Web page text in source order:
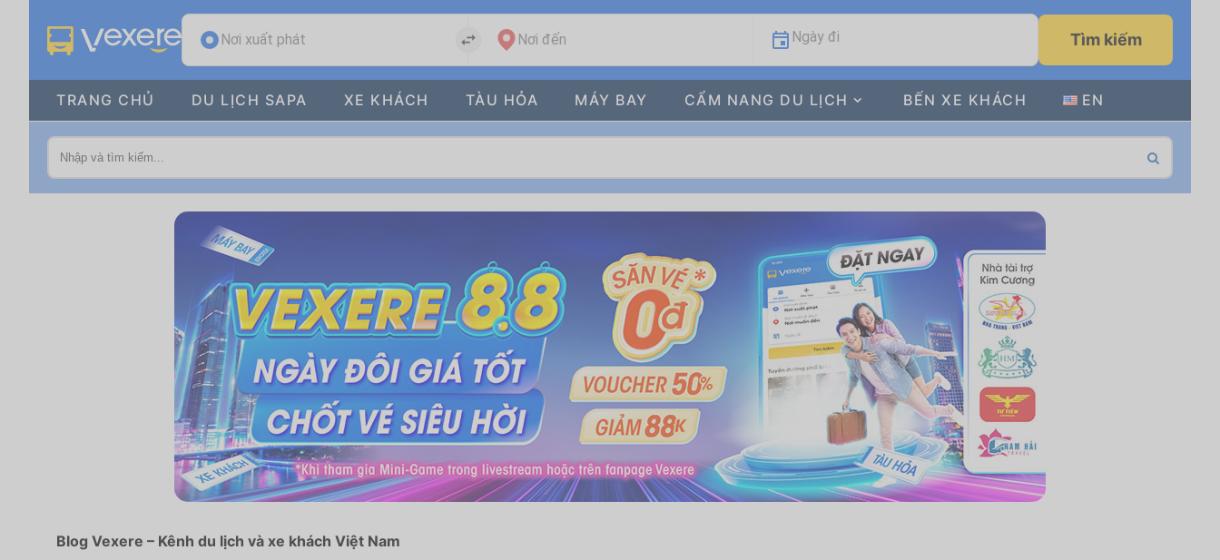
Nơi xuất phát Nơi đến Ngày đi Tìm kiếm
TRANG CHỦ DU LỊCH SAPA XE KHÁCH TÀU HỎA MÁY BAY CẨM NANG DU LỊCH BẾN XE KHÁCH EN
Blog Vexere – Kênh du lịch và xe khách Việt Nam